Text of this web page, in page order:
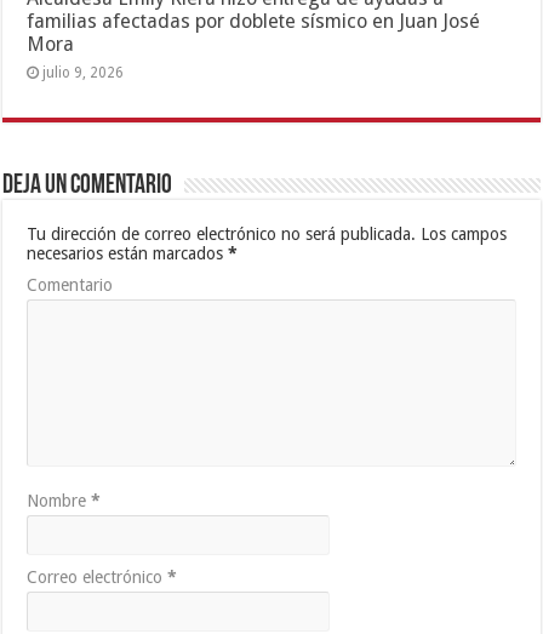
familias afectadas por doblete sísmico en Juan José
Mora
julio 9, 2026
Deja un comentario
Tu dirección de correo electrónico no será publicada. Los campos
necesarios están marcados*
Comentario
Nombre*
Correo electrónico*